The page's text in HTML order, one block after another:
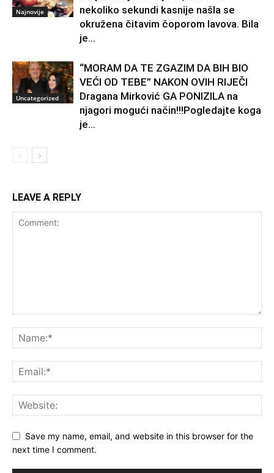
Najnovije
nekoliko sekundi kasnije našla se
okružena čitavim čoporom lavova. Bila
je...
Uncategorized
“MORAM DA TE ZGAZIM DA BIH BIO
VEĆI OD TEBE” NAKON OVIH RIJEČI
Dragana Mirković GA PONIZILA na
njagori mogući način!!!Pogledajte koga
je...
LEAVE A REPLY
Save my name, email, and website in this browser for the
next time I comment.